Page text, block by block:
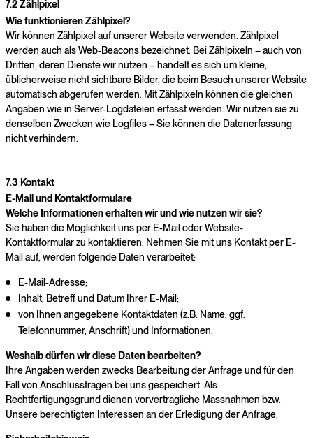
7.2 Zählpixel
Wie funktionieren Zählpixel?
Wir können Zählpixel auf unserer Website verwenden. Zählpixel
werden auch als Web-Beacons bezeichnet. Bei Zählpixeln – auch von
Dritten, deren Dienste wir nutzen – handelt es sich um kleine,
üblicherweise nicht sichtbare Bilder, die beim Besuch unserer Website
automatisch abgerufen werden. Mit Zählpixeln können die gleichen
Angaben wie in Server-Logdateien erfasst werden. Wir nutzen sie zu
denselben Zwecken wie Logfiles – Sie können die Datenerfassung
nicht verhindern.
7.3 Kontakt
E-Mail und Kontaktformulare
Welche Informationen erhalten wir und wie nutzen wir sie?
Sie haben die Möglichkeit uns per E-Mail oder Website-
Kontaktformular zu kontaktieren. Nehmen Sie mit uns Kontakt per E-
Mail auf, werden folgende Daten verarbeitet:
E-Mail-Adresse;
Inhalt, Betreff und Datum Ihrer E-Mail;
von Ihnen angegebene Kontaktdaten (z.B. Name, ggf.
Telefonnummer, Anschrift) und Informationen.
Weshalb dürfen wir diese Daten bearbeiten?
Ihre Angaben werden zwecks Bearbeitung der Anfrage und für den
Fall von Anschlussfragen bei uns gespeichert. Als
Rechtfertigungsgrund dienen vorvertragliche Massnahmen bzw.
Unsere berechtigten Interessen an der Erledigung der Anfrage.